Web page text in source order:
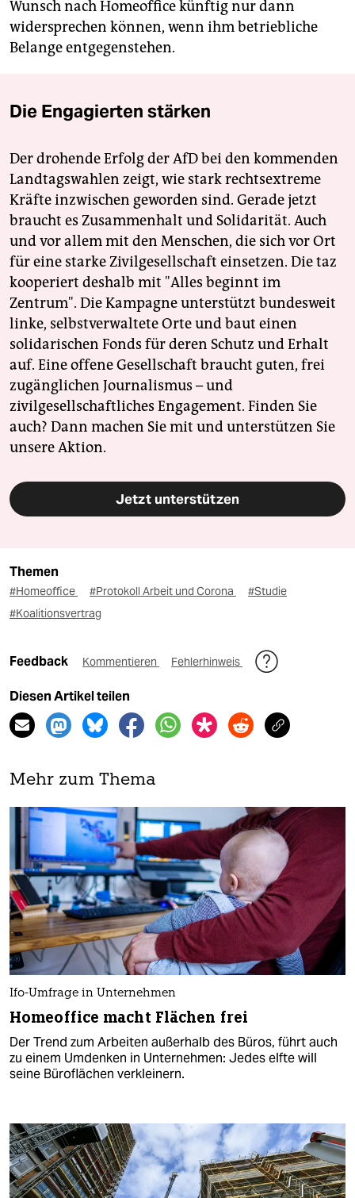
Wunsch nach Homeoffice künftig nur dann
widersprechen können, wenn ihm betriebliche
Belange entgegenstehen.
Die Engagierten stärken
Der drohende Erfolg der AfD bei den kommenden
Landtagswahlen zeigt, wie stark rechtsextreme
Kräfte inzwischen geworden sind. Gerade jetzt
braucht es Zusammenhalt und Solidarität. Auch
und vor allem mit den Menschen, die sich vor Ort
für eine starke Zivilgesellschaft einsetzen. Die taz
kooperiert deshalb mit "Alles beginnt im
Zentrum". Die Kampagne unterstützt bundesweit
linke, selbstverwaltete Orte und baut einen
solidarischen Fonds für deren Schutz und Erhalt
auf. Eine offene Gesellschaft braucht guten, frei
zugänglichen Journalismus – und
zivilgesellschaftliches Engagement. Finden Sie
auch? Dann machen Sie mit und unterstützen Sie
unsere Aktion.
Jetzt unterstützen
Themen
#Homeoffice #Protokoll Arbeit und Corona
#Studie
#Koalitionsvertrag
Feedback Kommentieren Fehlerhinweis
Diesen Artikel teilen
Mehr zum Thema
Ifo-Umfrage in Unternehmen
Homeoffice macht Flächen frei
Der Trend zum Arbeiten außerhalb des Büros, führt auch
zu einem Umdenken in Unternehmen: Jedes elfte will
seine Büroflächen verkleinern.